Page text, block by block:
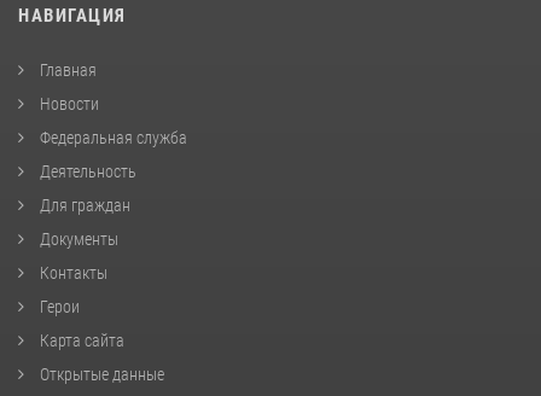
НАВИГАЦИЯ
Главная
Новости
Федеральная служба
Деятельность
Для граждан
Документы
Контакты
Герои
Карта сайта
Открытые данные